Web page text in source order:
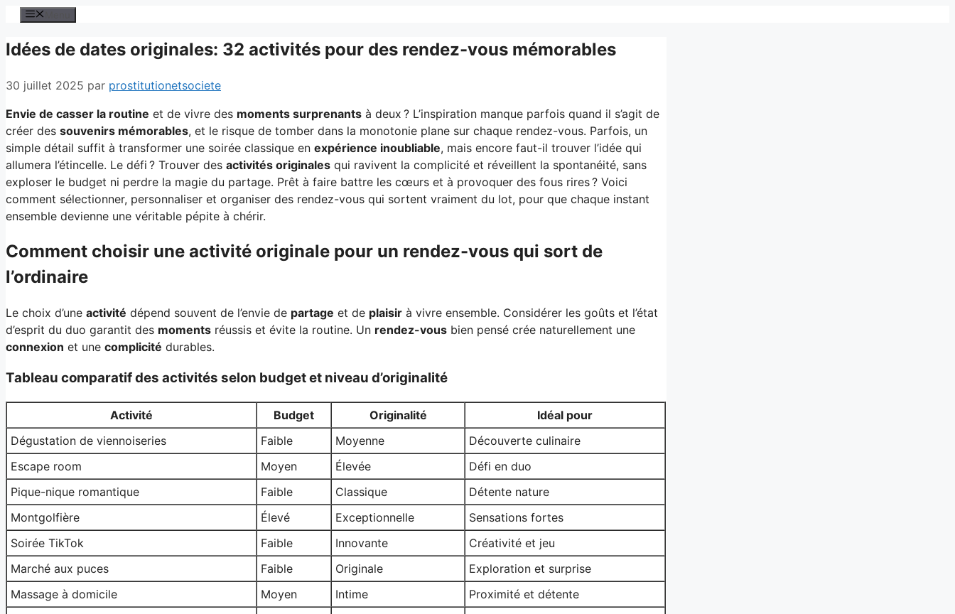
Aller
contenu
Idées de dates originales: 32 activités pour des rendez-vous mémorables
30 juillet 2025 par prostitutionetsociete
Envie de casser la routine et de vivre des moments surprenants à deux ? L’inspiration manque parfois quand il s’agit de
créer des souvenirs mémorables, et le risque de tomber dans la monotonie plane sur chaque rendez-vous. Parfois, un
simple détail suffit à transformer une soirée classique en expérience inoubliable, mais encore faut-il trouver l’idée qui
allumera l’étincelle. Le défi ? Trouver des activités originales qui ravivent la complicité et réveillent la spontanéité, sans
exploser le budget ni perdre la magie du partage. Prêt à faire battre les cœurs et à provoquer des fous rires ? Voici
comment sélectionner, personnaliser et organiser des rendez-vous qui sortent vraiment du lot, pour que chaque instant
ensemble devienne une véritable pépite à chérir.
Comment choisir une activité originale pour un rendez-vous qui sort de
l’ordinaire
Le choix d’une activité dépend souvent de l’envie de partage et de plaisir à vivre ensemble. Considérer les goûts et l’état
d’esprit du duo garantit des moments réussis et évite la routine. Un rendez-vous bien pensé crée naturellement une
connexion et une complicité durables.
Tableau comparatif des activités selon budget et niveau d’originalité
Activité Budget Originalité
Idéal pour
Dégustation de viennoiseries
Faible Moyenne
Découverte culinaire
Escape room
Moyen Élevée
Défi en duo
Pique-nique romantique
Faible Classique
Détente nature
Montgolfière
Élevé Exceptionnelle
Sensations fortes
Soirée TikTok
Faible Innovante
Créativité et jeu
Marché aux puces
Faible Originale
Exploration et surprise
Massage à domicile
Moyen Intime
Proximité et détente